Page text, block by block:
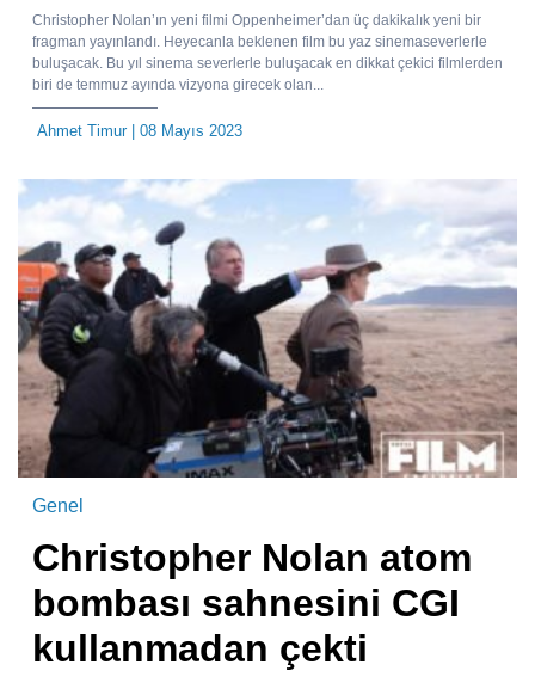
Christopher Nolan’ın yeni filmi Oppenheimer’dan üç dakikalık yeni bir
fragman yayınlandı. Heyecanla beklenen film bu yaz sinemaseverlerle
buluşacak. Bu yıl sinema severlerle buluşacak en dikkat çekici filmlerden
biri de temmuz ayında vizyona girecek olan...
Ahmet Timur| 08 Mayıs 2023
Genel
Christopher Nolan atom
bombası sahnesini CGI
kullanmadan çekti